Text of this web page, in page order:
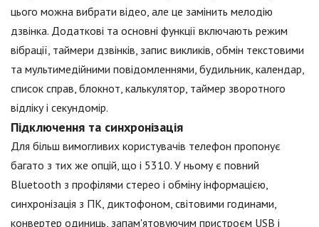
цього можна вибрати відео, але це замінить мелодію
дзвінка. Додаткові та основні функції включають режим
вібрації, таймери дзвінків, запис викликів, обмін текстовими
та мультимедійними повідомленнями, будильник, календар,
список справ, блокнот, калькулятор, таймер зворотного
відліку і секундомір.
Підключення та синхронізація
Для більш вимогливих користувачів телефон пропонує
багато з тих же опцій, що і 5310. У ньому є повний
Bluetooth з профілями стерео і обміну інформацією,
синхронізація з ПК, диктофоном, світовими годинами,
конвертер одиниць, запам'ятовуючим пристроєм USB і